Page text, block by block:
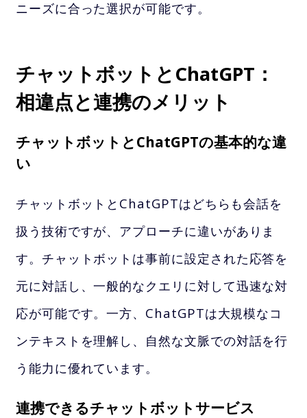
ニーズに合った選択が可能です。
チャットボットとChatGPT：
相違点と連携のメリット
チャットボットとChatGPTの基本的な違
い
チャットボットとChatGPTはどちらも会話を
扱う技術ですが、アプローチに違いがありま
す。チャットボットは事前に設定された応答を
元に対話し、一般的なクエリに対して迅速な対
応が可能です。一方、ChatGPTは大規模なコ
ンテキストを理解し、自然な文脈での対話を行
う能力に優れています。
連携できるチャットボットサービス